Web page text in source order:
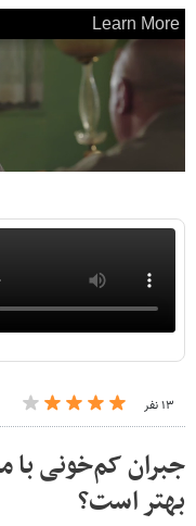
۱۳ نفر
جبران کم‌خونی با
بهتر است؟